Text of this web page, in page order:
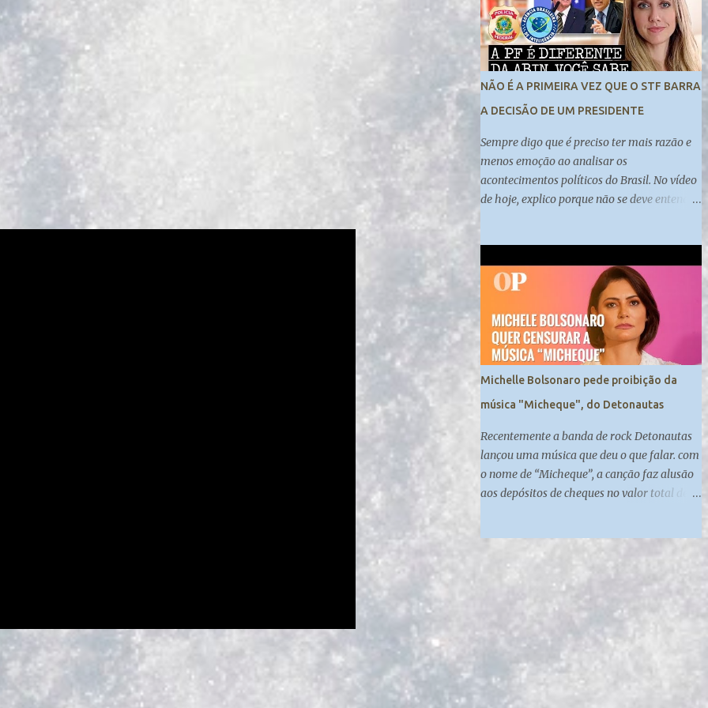
Lacsko e Josias de Souza analisam
#UOLNewsManhã #Corte
NÃO É A PRIMEIRA VEZ QUE O STF BARRA
A DECISÃO DE UM PRESIDENTE
Sempre digo que é preciso ter mais razão e
menos emoção ao analisar os
acontecimentos políticos do Brasil. No vídeo
de hoje, explico porque não se deve entender
órgãos deve ser discutida sob diversas
perspectivas.
Michelle Bolsonaro pede proibição da
música "Micheque", do Detonautas
Recentemente a banda de rock Detonautas
lançou uma música que deu o que falar. com
o nome de “Micheque”, a canção faz alusão
aos depósitos de cheques no valor total de
por Fabrício Queiroz, ex-assessor de Flávio
Bolsonaro. ................----------------------
-....................... Inscreva-se no nosso canal:
https://www.youtube.com/channel/UCy0BA
kpw22or4oxo0RFCzcw